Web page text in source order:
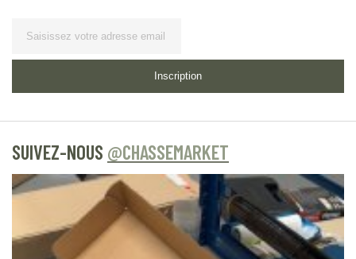
Inscription
SUIVEZ-NOUS @CHASSEMARKET